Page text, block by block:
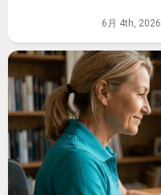
6月 4th, 2026